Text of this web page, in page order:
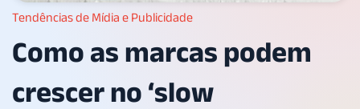
Tendências de Mídia e Publicidade
Como as marcas podem
crescer no ‘slow